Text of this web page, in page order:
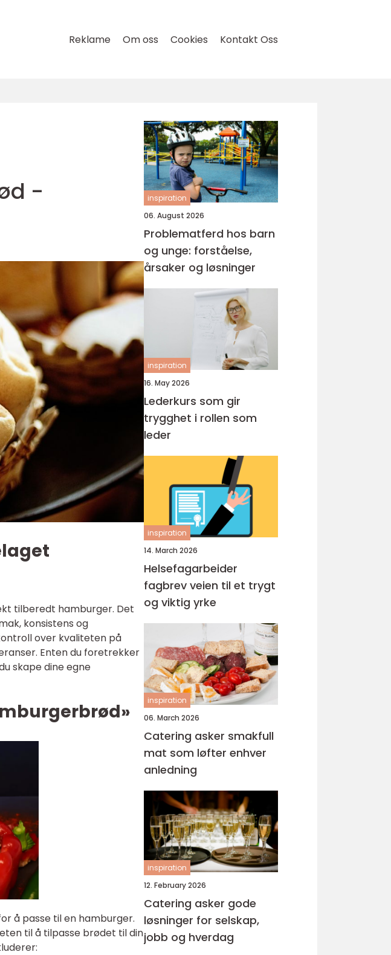
Reklame Om oss Cookies Kontakt Oss
-
tilberedt hamburger. Det
konsistens og
over kvaliteten på
Enten du foretrekker
skape dine egne
å passe til en hamburger.
til å tilpasse brødet til din
inspiration
06. August 2026
Problematferd hos barn
og unge: forståelse,
årsaker og løsninger
inspiration
16. May 2026
Lederkurs som gir
trygghet i rollen som
leder
inspiration
14. March 2026
Helsefagarbeider
fagbrev veien til et trygt
og viktig yrke
inspiration
06. March 2026
Catering asker smakfull
mat som løfter enhver
anledning
inspiration
12. February 2026
Catering asker gode
løsninger for selskap,
jobb og hverdag